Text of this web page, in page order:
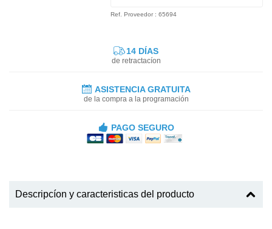
Ref. Proveedor : 65694
14 DÍAS
de retractacíon
ASISTENCIA GRATUITA
de la compra a la programación
PAGO SEGURO
Descripcíon y caracteristicas del producto